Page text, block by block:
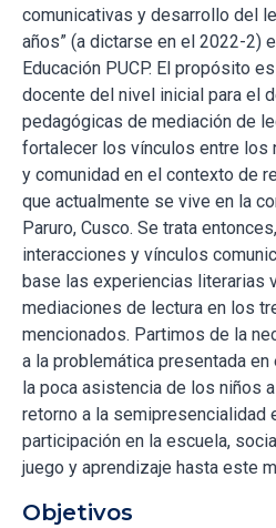
comunicativas y desarrollo del
años” (a dictarse en el 2022-2)
Educación PUCP. El propósito
docente del nivel inicial para el
pedagógicas de mediación de
fortalecer los vínculos entre los
y comunidad en el contexto de
que actualmente se vive en la
Paruro, Cusco. Se trata
interacciones y vínculos
base las experiencias literarias
mediaciones de lectura en los
mencionados. Partimos de la
a la problemática presentada
la poca asistencia de los niños
retorno a la semipresencialidad
participación en la escuela,
juego y aprendizaje hasta este
Objetivos